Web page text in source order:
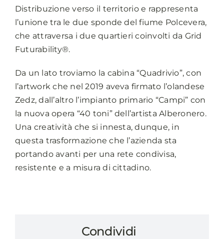
Distribuzione verso il territorio e rappresenta
l’unione tra le due sponde del fiume Polcevera,
che attraversa i due quartieri coinvolti da Grid
Futurability®.
Da un lato troviamo la cabina “Quadrivio”, con
l’artwork che nel 2019 aveva firmato l’olandese
Zedz, dall’altro l’impianto primario “Campi” con
la nuova opera “40 toni” dell’artista Alberonero.
Una creatività che si innesta, dunque, in
questa trasformazione che l’azienda sta
portando avanti per una rete condivisa,
resistente e a misura di cittadino.
Condividi